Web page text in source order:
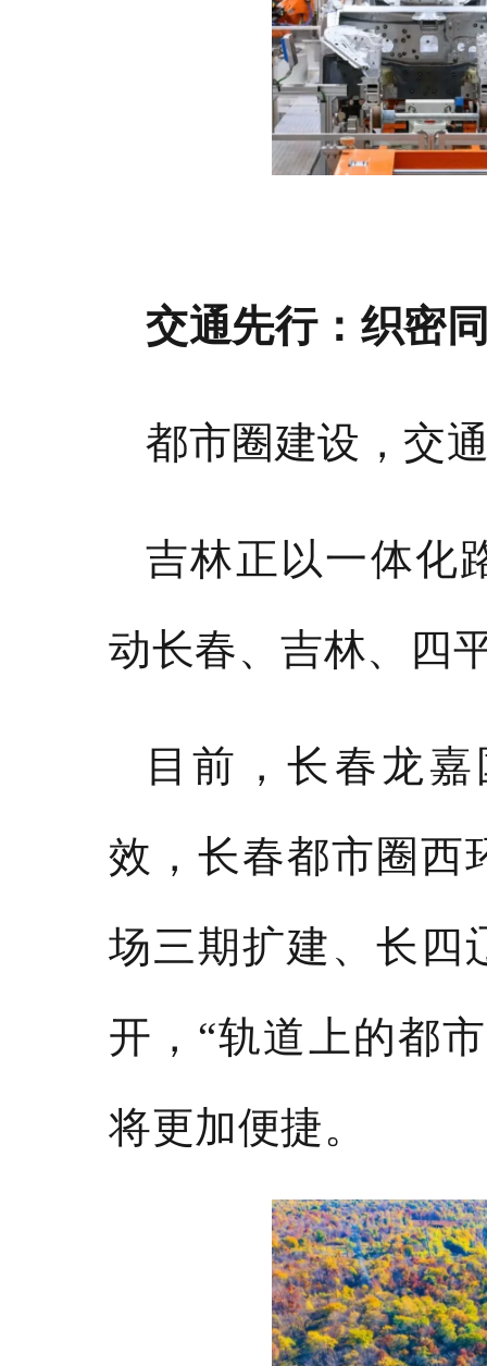
交通先行：织密
都市圈建设，交
吉林正以一体化
动长春、吉林、四
目前，长春龙
效， 长春都市圈西
场三期扩建、长四
开， “轨道上的都
将更加便捷。